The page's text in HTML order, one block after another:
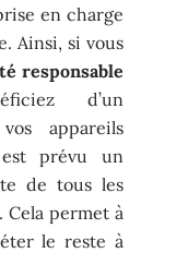
en charge
Ainsi, si vous
responsable
d’un
appareils
prévu un
de tous les
Cela permet à
le reste à